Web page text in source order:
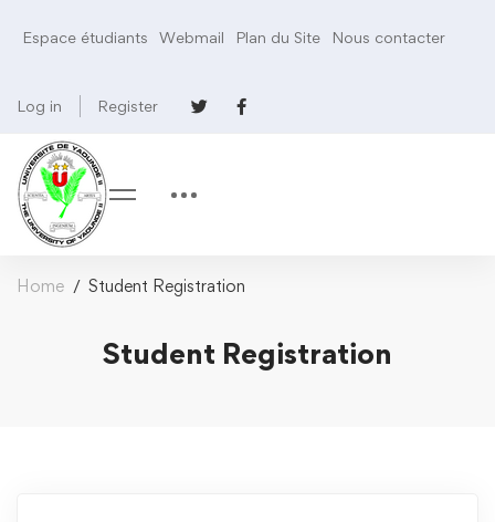
Espace étudiants Webmail Plan du Site Nous contacter
Log in Register
Home Student Registration
Student Registration